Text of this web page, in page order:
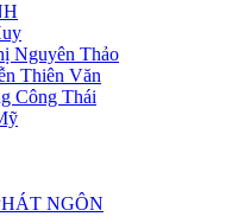
Nguyên Thảo
Thiên Văn
Công Thái
NGÔN